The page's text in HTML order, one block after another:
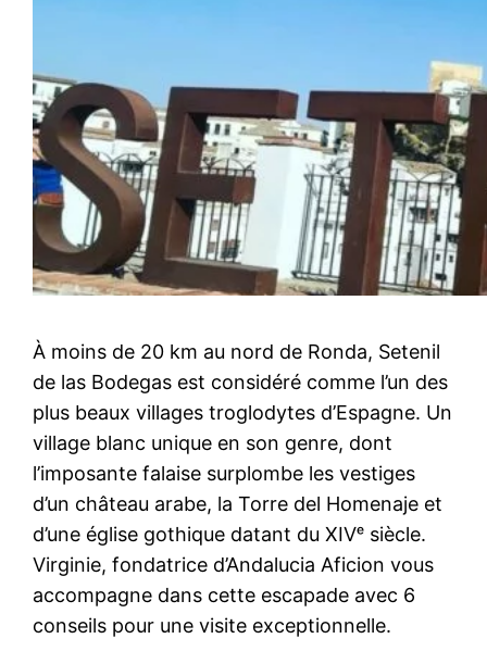
À moins de 20 km au nord de Ronda, Setenil
de las Bodegas est considéré comme l’un des
plus beaux villages troglodytes d’Espagne. Un
village blanc unique en son genre, dont
l’imposante falaise surplombe les vestiges
d’un château arabe, la Torre del Homenaje et
d’une église gothique datant du XIVᵉ siècle.
Virginie, fondatrice d’Andalucia Aficion vous
accompagne dans cette escapade avec 6
conseils pour une visite exceptionnelle.